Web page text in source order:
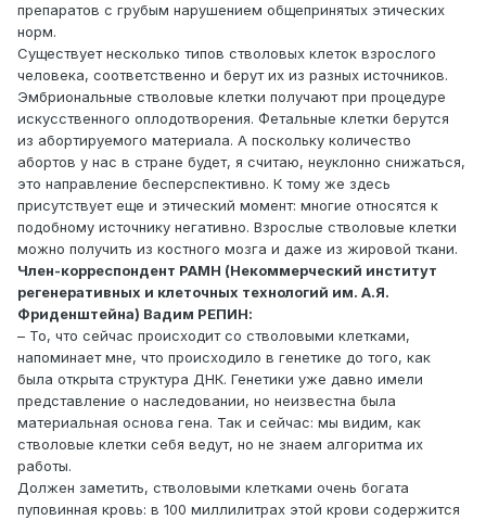
препаратов с грубым нарушением общепринятых этических
норм.
Существует несколько типов стволовых клеток взрослого
человека, соответственно и берут их из разных источников.
Эмбриональные стволовые клетки получают при процедуре
искусственного оплодотворения. Фетальные клетки берутся
из абортируемого материала. А поскольку количество
абортов у нас в стране будет, я считаю, неуклонно снижаться,
это направление бесперспективно. К тому же здесь
присутствует еще и этический момент: многие относятся к
подобному источнику негативно. Взрослые стволовые клетки
можно получить из костного мозга и даже из жировой ткани.
Член-корреспондент РАМН (Некоммерческий институт
регенеративных и клеточных технологий им. А.Я.
Фриденштейна) Вадим РЕПИН:
– То, что сейчас происходит со стволовыми клетками,
напоминает мне, что происходило в генетике до того, как
была открыта структура ДНК. Генетики уже давно имели
представление о наследовании, но неизвестна была
материальная основа гена. Так и сейчас: мы видим, как
стволовые клетки себя ведут, но не знаем алгоритма их
работы.
Должен заметить, стволовыми клетками очень богата
пуповинная кровь: в 100 миллилитрах этой крови содержится